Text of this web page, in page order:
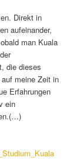
Direkt in
aufeinander,
man Kuala
die dieses
meine Zeit in
Erfahrungen
ein